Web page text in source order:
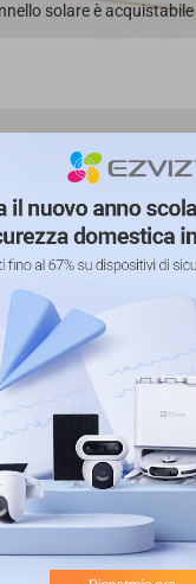
solare è
è in grado di
per vedere
persi.